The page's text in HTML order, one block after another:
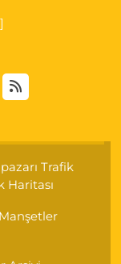
Trafik
Haritası